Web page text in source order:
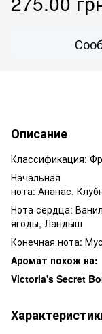
Описание
Классификация:
Начальная
нота: Ананас,
Нота сердца:
ягоды, Ландыш
Конечная нота:
Аромат похож на:
Victoria's Secret